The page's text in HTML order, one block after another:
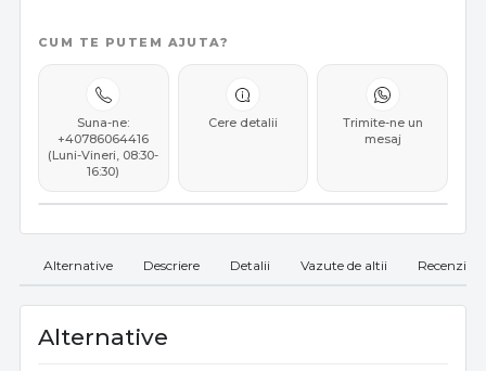
CUM TE PUTEM AJUTA?
Suna-ne:
+40786064416
(Luni-Vineri, 08:30-
16:30)
Cere detalii
Trimite-ne un
mesaj
Alternative Descriere Detalii Vazute de altii Recenzii
Alternative